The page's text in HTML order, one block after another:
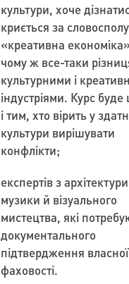
культури, хоче
криється за
«креативна
чому ж все-таки
культурними і
індустріями. Курс буде
і тим, хто вірить у
культури вирішувати
конфлікти;
експертів з
музики й візуального
мистецтва, які
документального
підтвердження власної
фаховості.